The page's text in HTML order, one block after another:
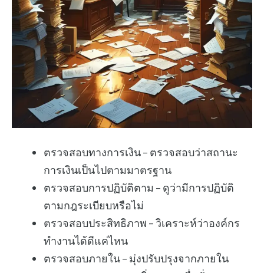
ตรวจสอบทางการเงิน – ตรวจสอบว่าสถานะ
การเงินเป็นไปตามมาตรฐาน
ตรวจสอบการปฏิบัติตาม – ดูว่ามีการปฏิบัติ
ตามกฎระเบียบหรือไม่
ตรวจสอบประสิทธิภาพ – วิเคราะห์ว่าองค์กร
ทำงานได้ดีแค่ไหน
ตรวจสอบภายใน – มุ่งปรับปรุงจากภายใน